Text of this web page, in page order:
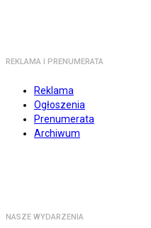
REKLAMA I PRENUMERATA
Reklama
Ogłoszenia
Prenumerata
Archiwum
NASZE WYDARZENIA